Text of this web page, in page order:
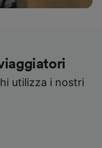
utilizza i nostri